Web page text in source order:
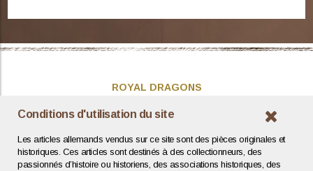
Conditions d'utilisation du site
Les articles allemands vendus sur ce site sont des pièces originales et
historiques. Ces articles sont destinés à des collectionneurs, des
passionnés d’histoire ou historiens, des associations historiques, des
ROYAL DRAGONS
Présentation
Contact / Coordonnées